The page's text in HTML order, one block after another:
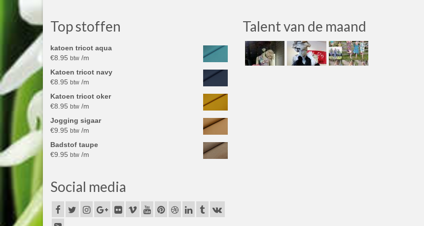
Top stoffen
katoen tricot aqua
€8.95 btw /m
Katoen tricot navy
€8.95 btw /m
Katoen tricot oker
€8.95 btw /m
Jogging sigaar
€9.95 btw /m
Badstof taupe
€9.95 btw /m
Social media
Talent van de maand